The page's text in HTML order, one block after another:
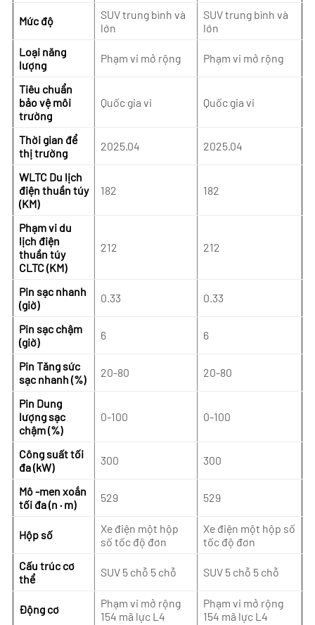
Mức độ
SUV trung bình và
lớn
SUV trung bình và
lớn
Loại năng
lượng
Phạm vi mở rộng Phạm vi mở rộng
Tiêu chuẩn
bảo vệ môi
trường
Quốc gia vi Quốc gia vi
Thời gian để
thị trường
2025.04 2025.04
WLTC Du lịch
điện thuần túy
(KM)
182 182
Phạm vi du
lịch điện
thuần túy
CLTC (KM)
212 212
Pin sạc nhanh
(giờ)
0.33 0.33
Pin sạc chậm
(giờ)
6 6
Pin Tăng sức
sạc nhanh (%)
20-80 20-80
Pin Dung
lượng sạc
chậm (%)
0-100 0-100
Công suất tối
đa (kW)
300 300
Mô -men xoắn
tối đa (n · m)
529 529
Hộp số
Xe điện một hộp
số tốc độ đơn
Xe điện một hộp số
tốc độ đơn
Cấu trúc cơ
thể
SUV 5 chỗ 5 chỗ SUV 5 chỗ 5 chỗ
Động cơ
Phạm vi mở rộng
154 mã lực L4
Phạm vi mở rộng
154 mã lực L4